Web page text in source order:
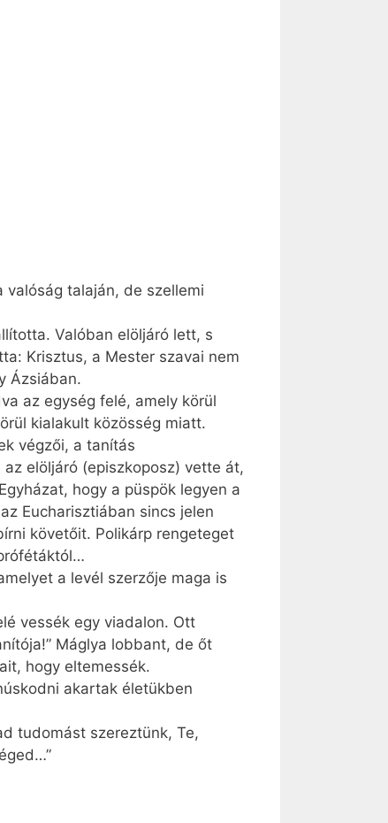
talaján, de szellemi
Valóban elöljáró lett, s
Krisztus, a Mester szavai nem
Ázsiában.
az egység felé, amely körül
kialakult közösség miatt.
végzői, a tanítás
elöljáró (episzkoposz) vette át,
hogy a püspök legyen a
Eucharisztiában sincs jelen
követőit. Polikárp rengeteget
a levél szerzője maga is
vessék egy viadalon. Ott
Máglya lobbant, de őt
hogy eltemessék.
akartak életükben
tudomást szereztünk, Te,